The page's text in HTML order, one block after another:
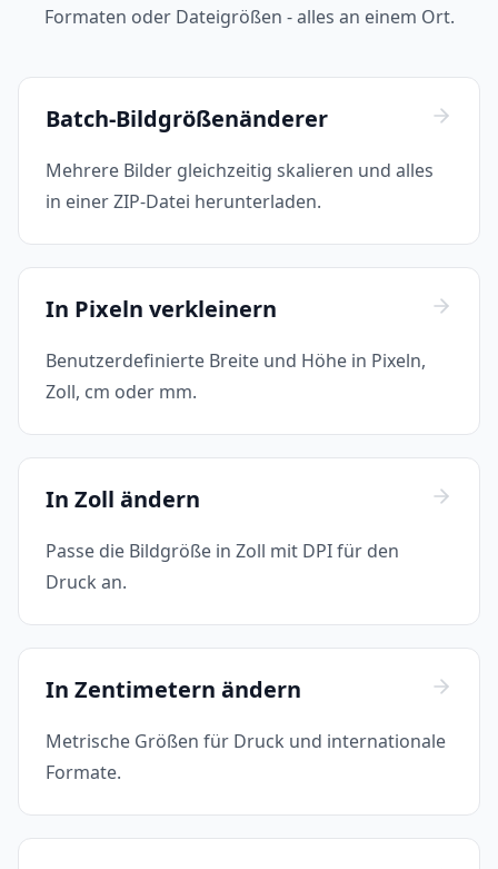
Formaten oder Dateigrößen - alles an einem Ort.
Batch-Bildgrößenänderer
Mehrere Bilder gleichzeitig skalieren und alles
in einer ZIP-Datei herunterladen.
In Pixeln verkleinern
Benutzerdefinierte Breite und Höhe in Pixeln,
Zoll, cm oder mm.
In Zoll ändern
Passe die Bildgröße in Zoll mit DPI für den
Druck an.
In Zentimetern ändern
Metrische Größen für Druck und internationale
Formate.